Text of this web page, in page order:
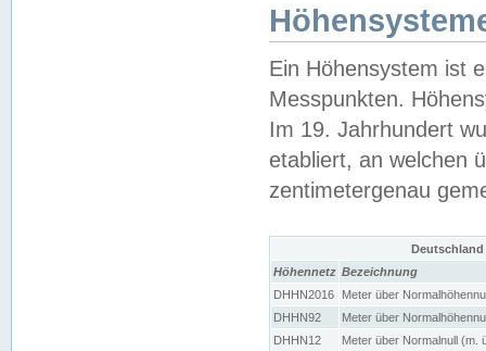
Ein Höhensystem ist
Messpunkten.
Im 19. Jahrhundert
etabliert, an welchen
zentimetergenau
Höhennetz Bezeichnung
DHHN2016
Meter über
DHHN92
Meter über
DHHN12
Meter über Normalnull (m.